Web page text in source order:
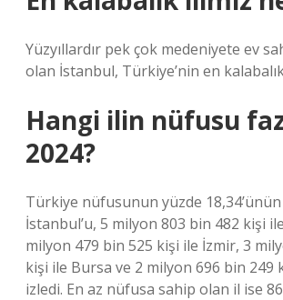
Yüzyıllardır pek çok medeniyete ev
olan İstanbul, Türkiye’nin en
Hangi ilin nüfusu
2024?
Türkiye nüfusunun yüzde 18,34’ünün
İstanbul’u, 5 milyon 803 bin 482 kişi
milyon 479 bin 525 kişi ile İzmir, 3
kişi ile Bursa ve 2 milyon 696 bin 249
izledi. En az nüfusa sahip olan il ise